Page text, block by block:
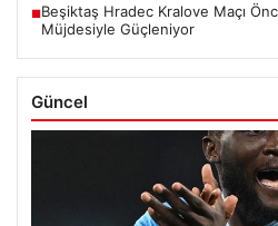
■Beşiktaş Hradec Kralove Maçı
Müjdesiyle Güçleniyor
Güncel